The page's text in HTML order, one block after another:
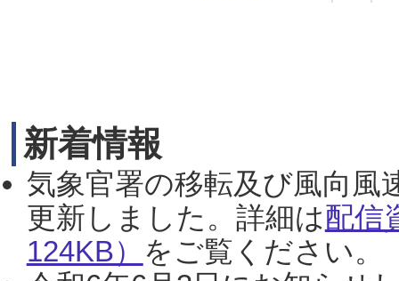
新着情報
気象官署の移転及び風向風
更新しました。詳細は配信
124KB） をご覧ください。